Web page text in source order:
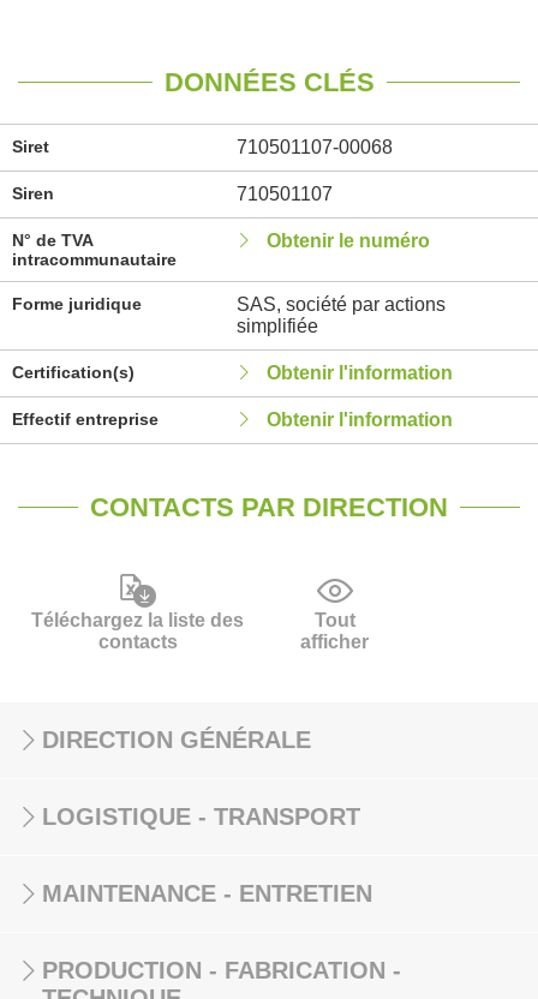
DONNÉES CLÉS
Siret 710501107-00068
Siren 710501107
N° de TVA
intracommunautaire
Obtenir le numéro
Forme juridique
SAS, société par actions
simplifiée
Certification(s) Obtenir l'information
Effectif entreprise Obtenir l'information
CONTACTS PAR DIRECTION
Téléchargez la liste des
contacts
Tout
afficher
DIRECTION GÉNÉRALE
LOGISTIQUE - TRANSPORT
MAINTENANCE - ENTRETIEN
PRODUCTION - FABRICATION -